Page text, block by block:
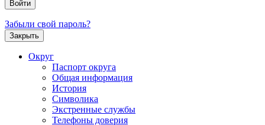
Забыли свой пароль?
Закрыть
Округ
Паспорт округа
Общая информация
История
Символика
Экстренные службы
Телефоны доверия